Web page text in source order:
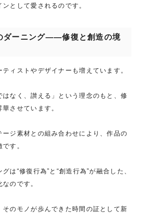
として愛されるのです。
ダーニング――修復と創造の境
ィストやデザイナーも増えています。
なく、讃える」という理念のもと、修
させています。
ジ素材との組み合わせにより、作品の
す。
は“修復行為”と“創造行為”が融合した、
のです。
そのモノが歩んできた時間の証として新